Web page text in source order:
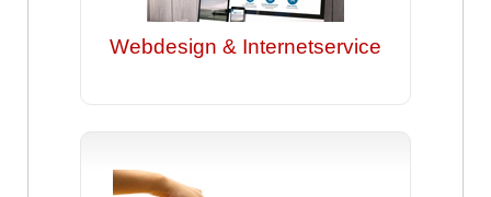
Webdesign & Internetservice